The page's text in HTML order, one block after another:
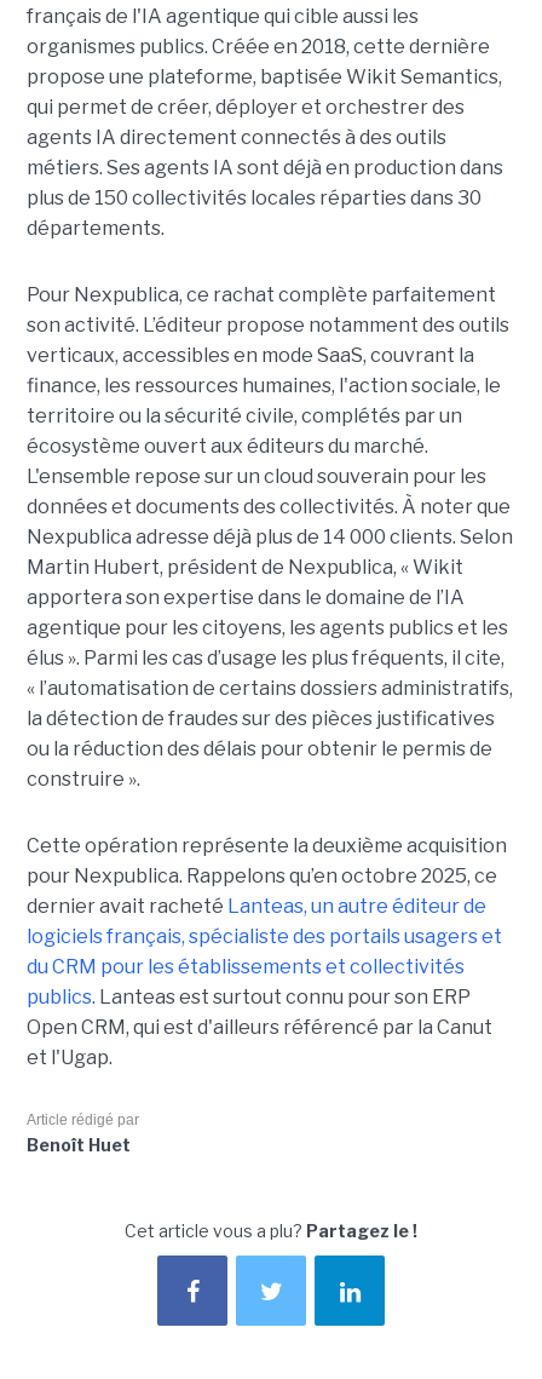
français de l'IA agentique qui cible aussi les
organismes publics. Créée en 2018, cette dernière
propose une plateforme, baptisée Wikit Semantics,
qui permet de créer, déployer et orchestrer des
agents IA directement connectés à des outils
métiers. Ses agents IA sont déjà en production dans
plus de 150 collectivités locales réparties dans 30
départements.
Pour Nexpublica, ce rachat complète parfaitement
son activité. L’éditeur propose notamment des outils
verticaux, accessibles en mode SaaS, couvrant la
finance, les ressources humaines, l'action sociale, le
territoire ou la sécurité civile, complétés par un
écosystème ouvert aux éditeurs du marché.
L'ensemble repose sur un cloud souverain pour les
données et documents des collectivités. À noter que
Nexpublica adresse déjà plus de 14 000 clients. Selon
Martin Hubert, président de Nexpublica, « Wikit
apportera son expertise dans le domaine de l’IA
agentique pour les citoyens, les agents publics et les
élus ». Parmi les cas d’usage les plus fréquents, il cite,
« l’automatisation de certains dossiers administratifs,
la détection de fraudes sur des pièces justificatives
ou la réduction des délais pour obtenir le permis de
construire ».
Cette opération représente la deuxième acquisition
pour Nexpublica. Rappelons qu’en octobre 2025, ce
dernier avait racheté Lanteas, un autre éditeur de
logiciels français, spécialiste des portails usagers et
du CRM pour les établissements et collectivités
publics. Lanteas est surtout connu pour son ERP
Open CRM, qui est d'ailleurs référencé par la Canut
et l'Ugap.
Article rédigé par
Benoît Huet
Cet article vous a plu? Partagez le !